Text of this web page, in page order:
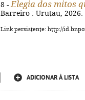
8 - Elegia dos mitos
Barreiro : Urutau, 2026.
Link persistente: http://
ADICIONAR À LISTA